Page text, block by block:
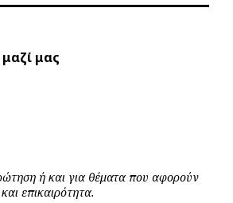
μας
ή και για θέματα που αφορούν
επικαιρότητα.